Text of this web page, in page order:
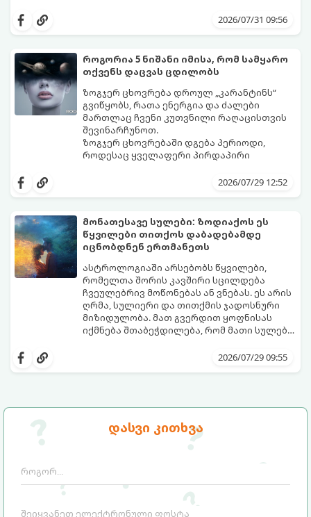
დასვი კითხვა
ზოდიაქოს 4 ნიშანს ფინანსური წარმატების
შორის, ვისაც აგვისტოში ფინანსური
2026/07/31 09:56
როგორია 5 ნიშანი იმისა, რომ სამყარო
თქვენს დაცვას ცდილობს
ზოგჯერ ცხოვრება დროულ „კარანტინს“
გვიწყობს, რათა ენერგია და ძალები
მართლაც ჩვენი კუთვნილი რაღაცისთვის
შევინარჩუნოთ.
ზოგჯერ ცხოვრებაში დგება პერიოდი,
როდესაც ყველაფერი პირდაპირი
იშლება მნიშვნელოვანი გარიგებები,
ახლობლებად ვთვლიდით, უეცრად მიდიან.
ასეთ მომენტებში ადვილია
სასოწარკვეთილებაში ჩავარდნა. თუმცა
ეზოთერიკასა და ფსიქოლოგიაში ეს
ფენომენი ხშირად სხვანაირად
განიხილება: როგორც სამყაროს (ან ჩვენი
არაცნობიერის) ფარული დამცავი
მექანიზმების მუშაობა, რომელთაც
რეალური, მაგრამ ჯერ კიდევ უხილავი
საფრთხისგან შორს მივყავართ.
აი, 5 აშკარა ნიშანი იმისა, რომ
მომხდარი მარცხი სასჯელი კი არა,
თქვენი დაცვისკენ მიმართული
სამყაროს მცდელობაა:
2026/07/29 12:52
მონათესავე სულები: ზოდიაქოს ეს
წყვილები თითქოს დაბადებამდე
იცნობდნენ ერთმანეთს
ასტროლოგიაში არსებობს წყვილები,
რომელთა შორის კავშირი სცილდება
ჩვეულებრივ მოწონებას ან ვნებას. ეს არის
ღრმა, სულიერი და თითქმის ჯადოსნური
მიზიდულობა. მათ გვერდით ყოფნისას
იქმნება შთაბეჭდილება, რომ მათი სულები
იდეალურ წყვილებს, რომლებიც
2026/07/29 09:55